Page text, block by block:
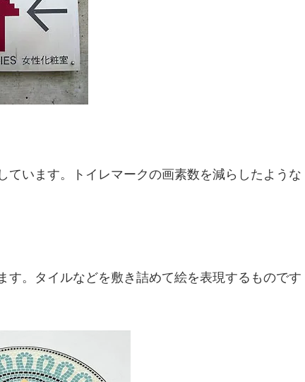
ています。トイレマークの画素数を減らしたような
す。タイルなどを敷き詰めて絵を表現するものです